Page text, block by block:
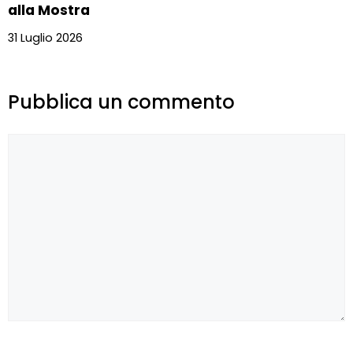
alla Mostra
31 Luglio 2026
Pubblica un commento